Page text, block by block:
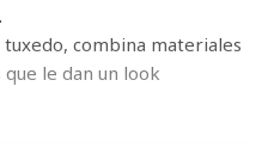
combina materiales
le dan un look